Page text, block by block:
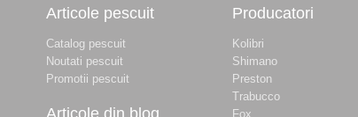
Articole pescuit
Catalog pescuit
Noutati pescuit
Promotii pescuit
Articole din blog
Producatori
Kolibri
Shimano
Preston
Trabucco
Fox